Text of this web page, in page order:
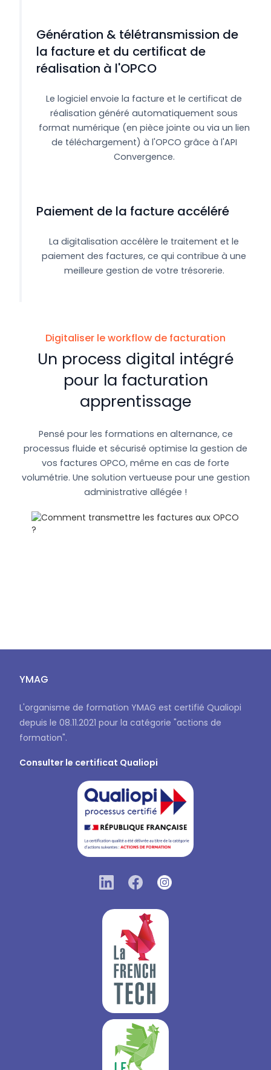
Digitaliser le workflow de facturation
Un process digital intégré
pour la facturation
apprentissage
Pensé pour les formations en alternance, ce
processus fluide et sécurisé optimise la gestion de
vos factures OPCO, même en cas de forte
volumétrie. Une solution vertueuse pour une gestion
administrative allégée !
Génération & télétransmission de
la facture et du certificat de
réalisation à l'OPCO
Le logiciel envoie la facture et le certificat de
réalisation généré automatiquement sous
format numérique (en pièce jointe ou via un lien
de téléchargement) à l'OPCO grâce à l'API
Convergence.
Paiement de la facture accéléré
La digitalisation accélère le traitement et le
paiement des factures, ce qui contribue à une
meilleure gestion de votre trésorerie.
YMAG
L'organisme de formation YMAG est certifié Qualiopi
depuis le 08.11.2021 pour la catégorie "actions de
formation".
Consulter le certificat Qualiopi